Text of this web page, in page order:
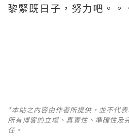
黎緊既日子，努力吧。。
*本站之內容由作者所提供，並不代
所有博客的立場、真實性、準確性及
任。